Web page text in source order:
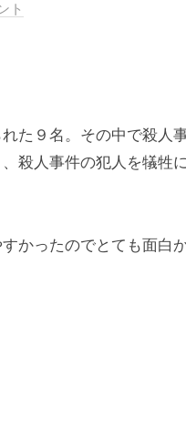
ト
た９名。その中で殺人
殺人事件の犯人を犠牲
かったのでとても面白か